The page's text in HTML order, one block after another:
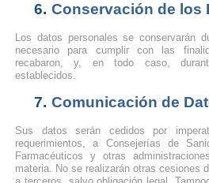
6. Conservación de los
Los datos personales se conservarán
necesario para cumplir con las
recabaron, y, en todo caso,
establecidos.
7. Comunicación de
Sus datos serán cedidos por
requerimientos, a Consejerías de
Farmacéuticos y otras
materia. No se realizarán otras cesiones